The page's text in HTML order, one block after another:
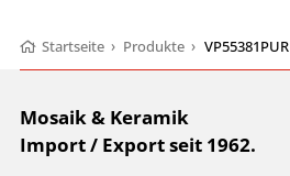
Startseite › Produkte › VP55381PUR
Mosaik & Keramik
Import / Export seit 1962.